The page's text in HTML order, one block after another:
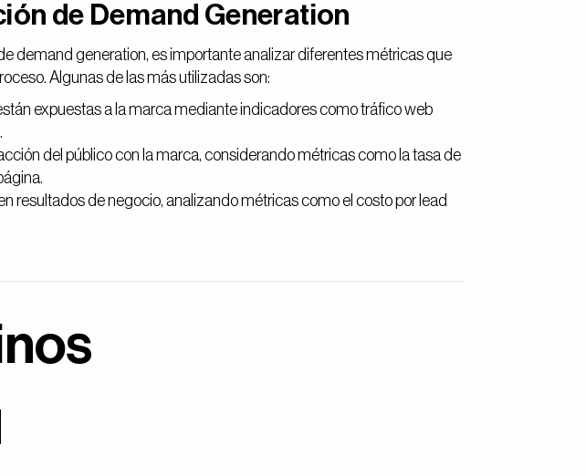
de Demand Generation
demand generation, es importante analizar diferentes métricas que
Algunas de las más utilizadas son:
expuestas a la marca mediante indicadores como tráfico web
del público con la marca, considerando métricas como la tasa de
resultados de negocio, analizando métricas como el costo por lead